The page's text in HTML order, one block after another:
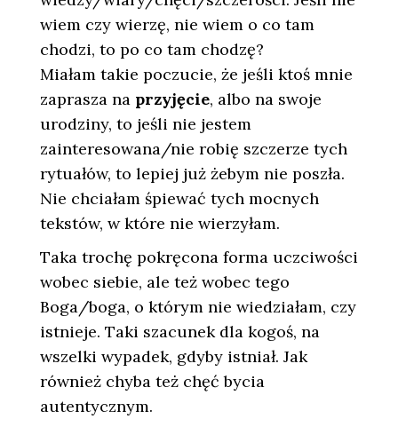
wiem czy wierzę, nie wiem o co tam
chodzi, to po co tam chodzę?
Miałam takie poczucie, że jeśli ktoś mnie
zaprasza na przyjęcie, albo na swoje
urodziny, to jeśli nie jestem
zainteresowana/nie robię szczerze tych
rytuałów, to lepiej już żebym nie poszła.
Nie chciałam śpiewać tych mocnych
tekstów, w które nie wierzyłam.
Taka trochę pokręcona forma uczciwości
wobec siebie, ale też wobec tego
Boga/boga, o którym nie wiedziałam, czy
istnieje. Taki szacunek dla kogoś, na
wszelki wypadek, gdyby istniał. Jak
również chyba też chęć bycia
autentycznym.